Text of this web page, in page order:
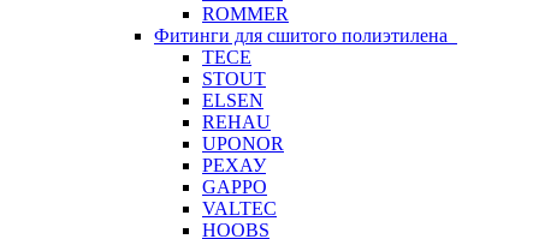
ROMMER
Фитинги для сшитого полиэтилена
TECE
STOUT
ELSEN
REHAU
UPONOR
РЕХАУ
GAPPO
VALTEC
HOOBS